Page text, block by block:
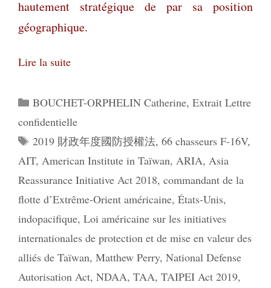
hautement stratégique de par sa position
géographique.
Lire la suite
Catégories
BOUCHET-ORPHELIN Catherine, Extrait Lettre
confidentielle
Étiquettes
2019 財政年度國防授權法, 66 chasseurs F-16V,
AIT, American Institute in Taïwan, ARIA, Asia
Reassurance Initiative Act 2018, commandant de la
flotte d’Extrême-Orient américaine, États-Unis,
indopacifique, Loi américaine sur les initiatives
internationales de protection et de mise en valeur des
alliés de Taïwan, Matthew Perry, National Defense
Autorisation Act, NDAA, TAA, TAIPEI Act 2019,